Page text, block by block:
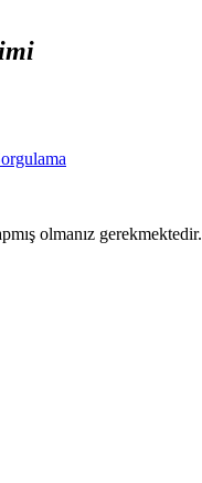
olmanız gerekmektedir.